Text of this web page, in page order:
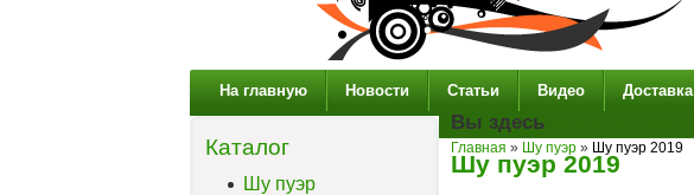
На главную Новости Статьи Видео Доставка
Каталог
Шу пуэр
Вы здесь
Главная » Шу пуэр » Шу пуэр 2019
Шу пуэр 2019